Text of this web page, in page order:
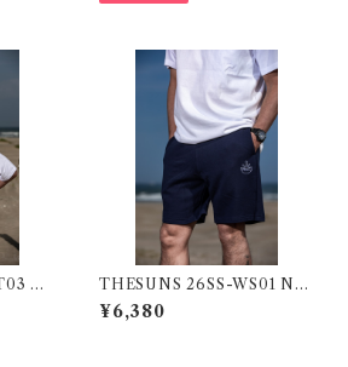
W
THESUNS 26SS-WS01 NA
VY
¥6,380